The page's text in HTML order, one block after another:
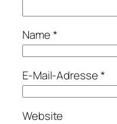
Name*
E-Mail-Adresse*
Website